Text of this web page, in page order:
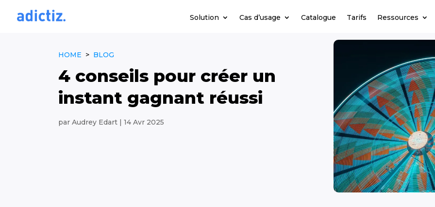
Solution Cas d’usage Catalogue Tarifs Ressources
HOME > BLOG
4 conseils pour créer un
instant gagnant réussi
par Audrey Edart | 14 Avr 2025